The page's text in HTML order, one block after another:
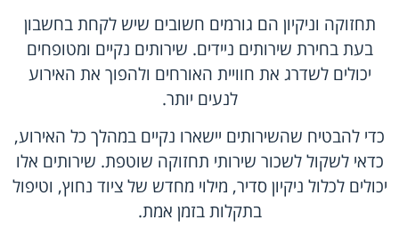
תחזוקה וניקיון הם גורמים חשובים שיש לקחת בחשבון
בעת בחירת שירותים ניידים. שירותים נקיים ומטופחים
יכולים לשדרג את חוויית האורחים ולהפוך את האירוע
לנעים יותר.
כדי להבטיח שהשירותים יישארו נקיים במהלך כל האירוע,
כדאי לשקול לשכור שירותי תחזוקה שוטפת. שירותים אלו
יכולים לכלול ניקיון סדיר, מילוי מחדש של ציוד נחוץ, וטיפול
בתקלות בזמן אמת.